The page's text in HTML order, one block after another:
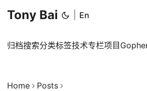
Tony Bai En
归档搜索分类标签技术专栏项目
Home Posts